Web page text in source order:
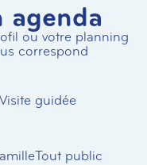
agenda
ou votre planning
correspond
Visite guidée
Tout public